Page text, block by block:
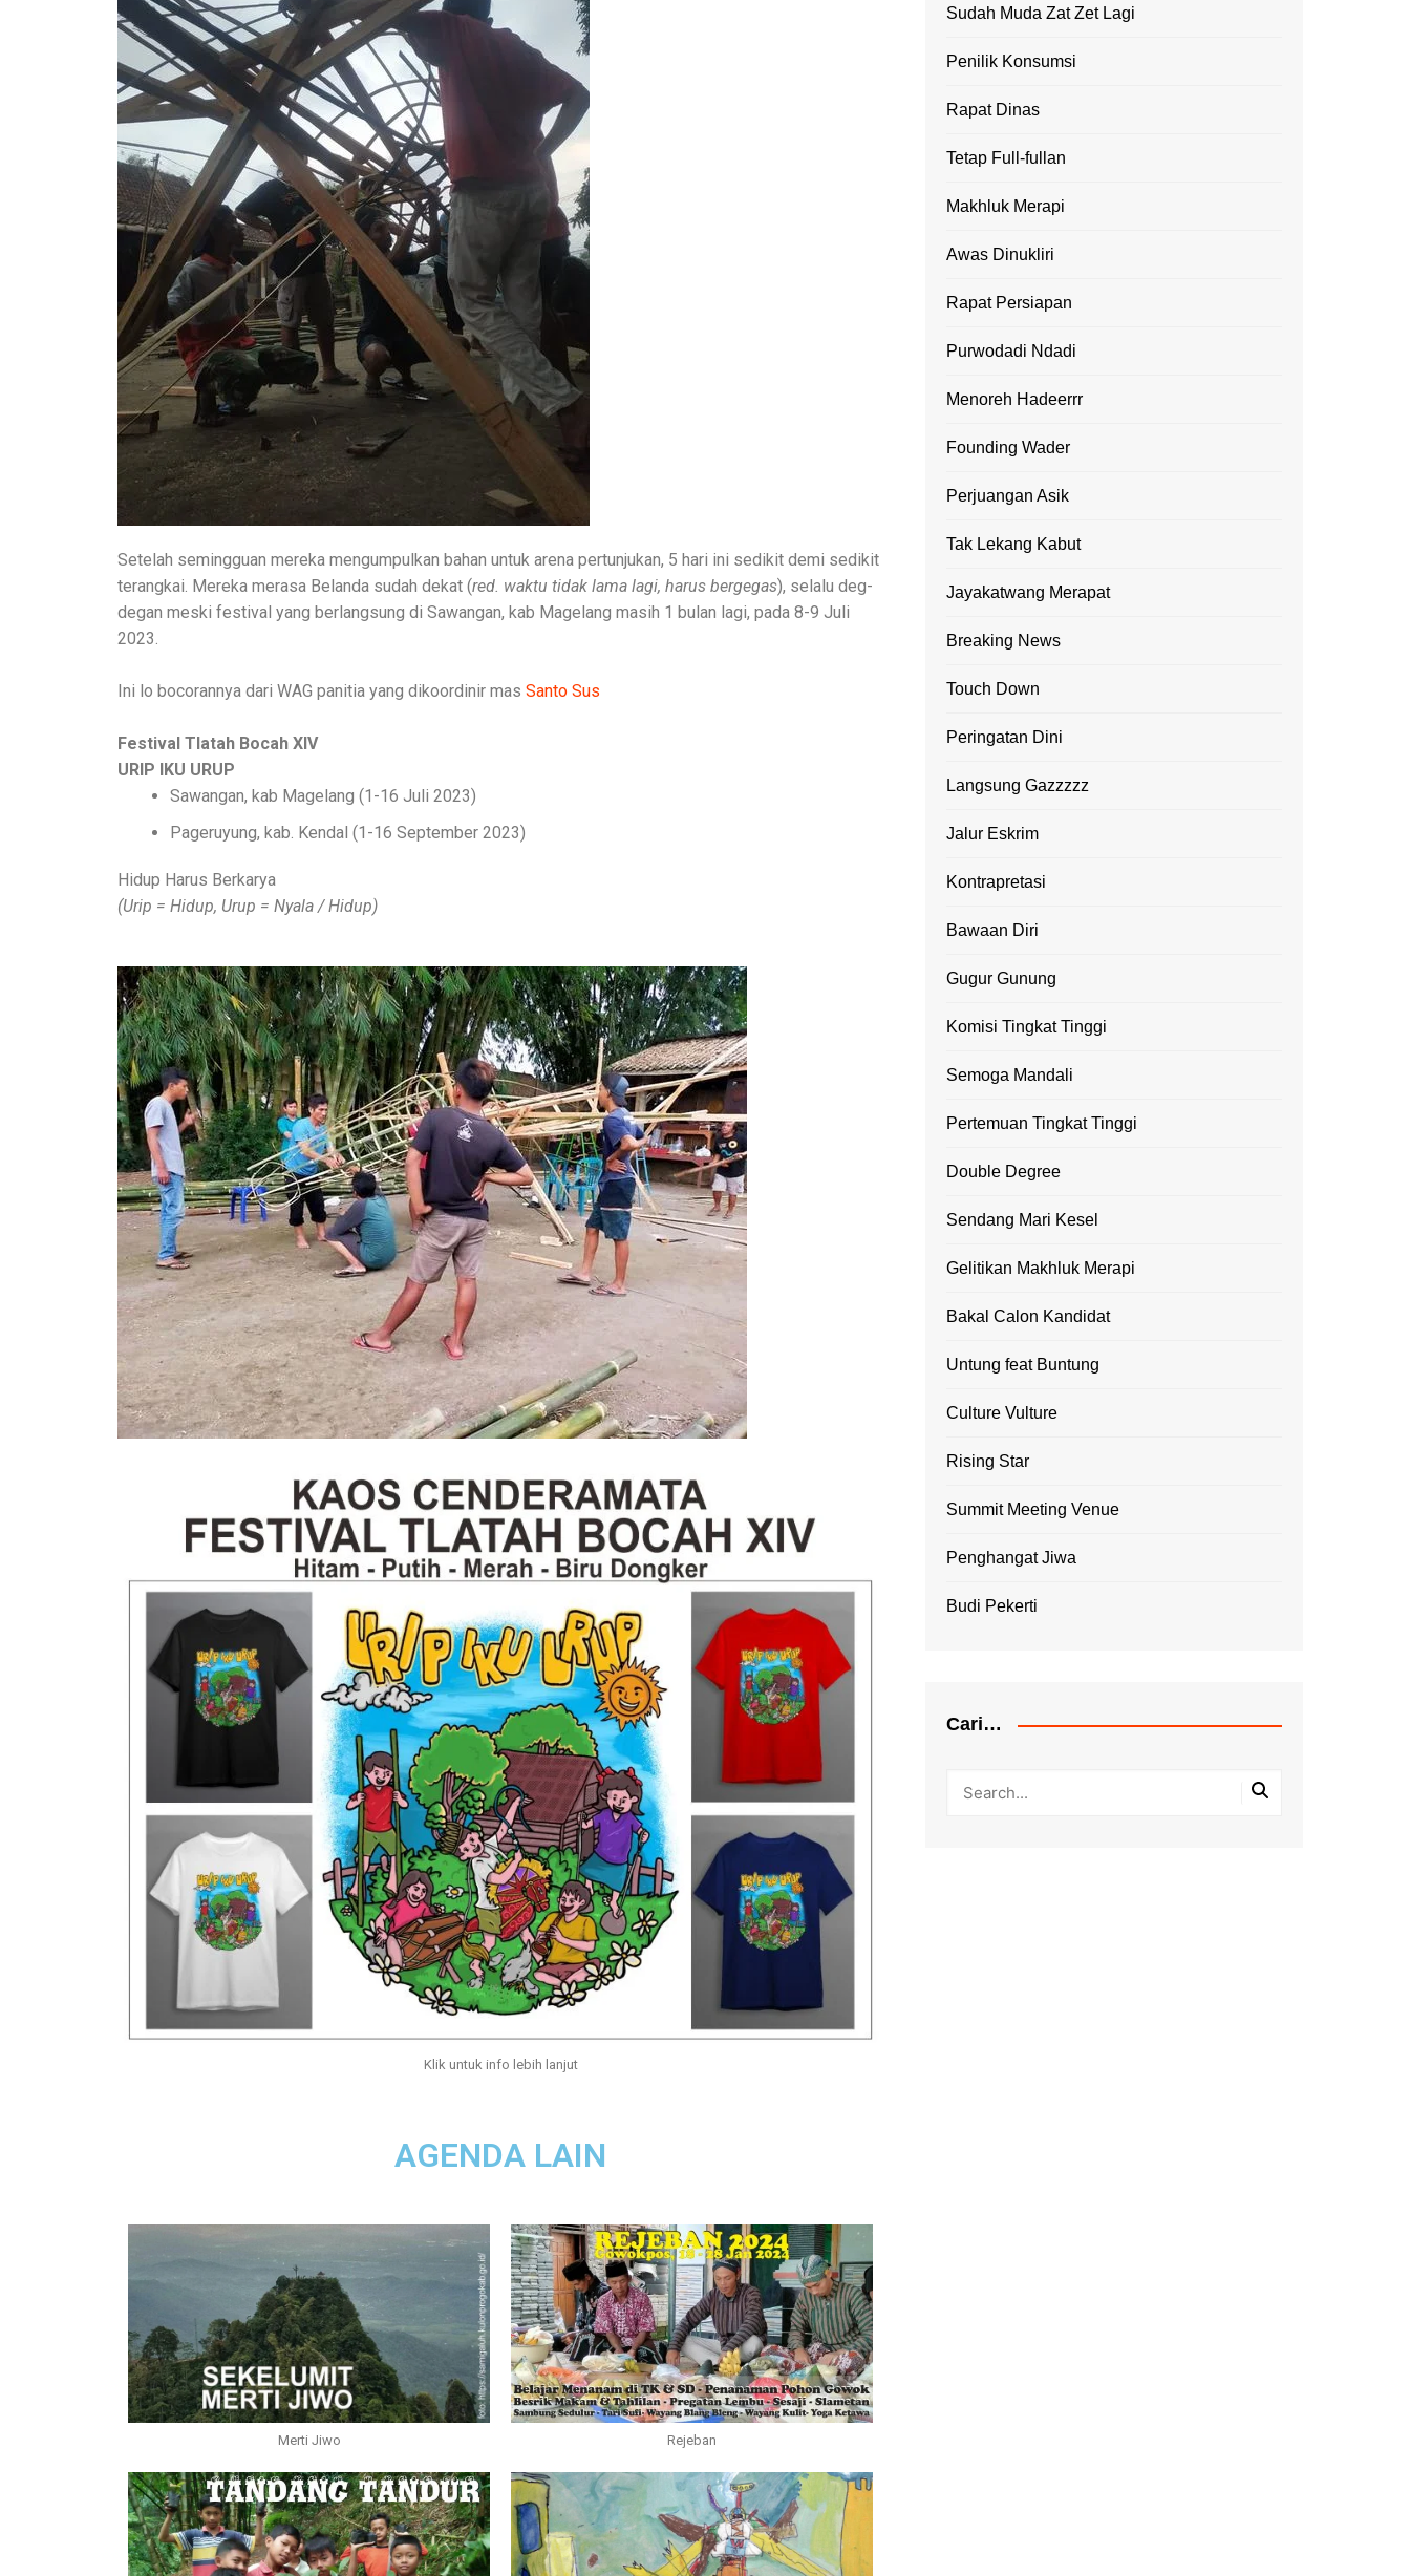
Setelah semingguan mereka mengumpulkan bahan untuk arena pertunjukan, 5 hari ini sedikit demi sedikit
terangkai. Mereka merasa Belanda sudah dekat (red. waktu tidak lama lagi, harus bergegas), selalu deg-
degan meski festival yang berlangsung di Sawangan, kab Magelang masih 1 bulan lagi, pada 8-9 Juli
2023.
Ini lo bocorannya dari WAG panitia yang dikoordinir mas Santo Sus
Festival Tlatah Bocah XIV
URIP IKU URUP
Sawangan, kab Magelang (1-16 Juli 2023)
Pageruyung, kab. Kendal (1-16 September 2023)
Hidup Harus Berkarya
(Urip = Hidup, Urup = Nyala / Hidup)
Klik untuk info lebih lanjut
AGENDA LAIN
Merti Jiwo Rejeban
Sudah Muda Zat Zet Lagi
Penilik Konsumsi
Rapat Dinas
Tetap Full-fullan
Makhluk Merapi
Awas Dinukliri
Rapat Persiapan
Purwodadi Ndadi
Menoreh Hadeerrr
Founding Wader
Perjuangan Asik
Tak Lekang Kabut
Jayakatwang Merapat
Breaking News
Touch Down
Peringatan Dini
Langsung Gazzzzz
Jalur Eskrim
Kontrapretasi
Bawaan Diri
Gugur Gunung
Komisi Tingkat Tinggi
Semoga Mandali
Pertemuan Tingkat Tinggi
Double Degree
Sendang Mari Kesel
Gelitikan Makhluk Merapi
Bakal Calon Kandidat
Untung feat Buntung
Culture Vulture
Rising Star
Summit Meeting Venue
Penghangat Jiwa
Budi Pekerti
Cari…